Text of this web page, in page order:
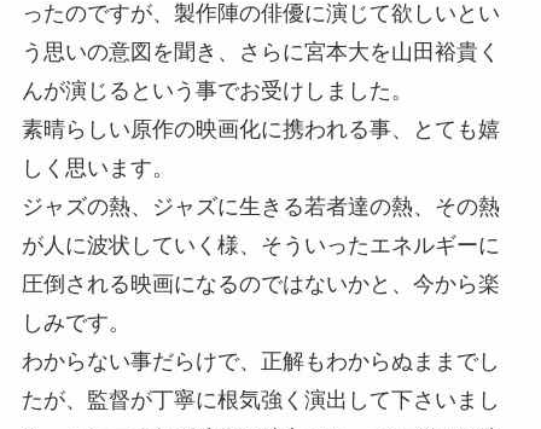
ったのですが、製作陣の俳優に演じて欲しいとい
う思いの意図を聞き、さらに宮本大を山田裕貴く
んが演じるという事でお受けしました。
素晴らしい原作の映画化に携われる事、とても嬉
しく思います。
ジャズの熱、ジャズに生きる若者達の熱、その熱
が人に波状していく様、そういったエネルギーに
圧倒される映画になるのではないかと、今から楽
しみです。
わからない事だらけで、正解もわからぬままでし
たが、監督が丁寧に根気強く演出して下さいまし